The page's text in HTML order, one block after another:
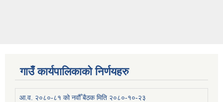
गाउँ कार्यपालिकाको निर्णयहरु
आ.व. २०८०-८१ को नवौँ बैठक मिति २०८०-१०-२३